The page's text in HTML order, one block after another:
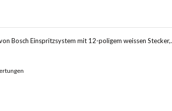
Bosch Einspritzsystem mit 12-poligem weissen Stecker,.